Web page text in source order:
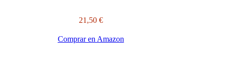
21,50 €
Comprar en Amazon